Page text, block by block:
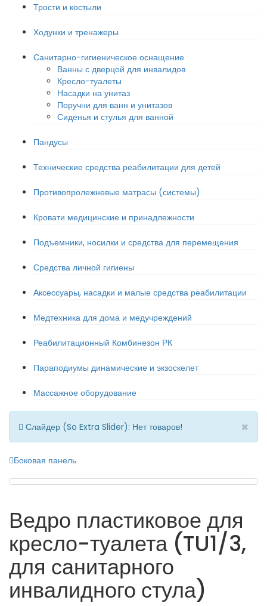
Трости и костыли
Ходунки и тренажеры
Санитарно-гигиеническое оснащение
Ванны с дверцой для инвалидов
Кресло-туалеты
Насадки на унитаз
Поручни для ванн и унитазов
Сиденья и стулья для ванной
Пандусы
Технические средства реабилитации для детей
Противопролежневые матрасы (системы)
Кровати медицинские и принадлежности
Подъемники, носилки и средства для перемещения
Средства личной гигиены
Аксессуары, насадки и малые средства реабилитации
Медтехника для дома и медучреждений
Реабилитационный Комбинезон РК
Параподиумы динамические и экзоскелет
Массажное оборудование
Слайдер (So Extra Slider): Нет товаров! ×
Боковая панель
Ведро пластиковое для
кресло-туалета (TU1/3,
для санитарного
инвалидного стула)